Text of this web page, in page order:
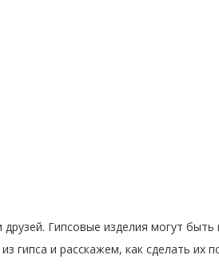
Гипсовые изделия могут
гипса и расскажем, как сделать